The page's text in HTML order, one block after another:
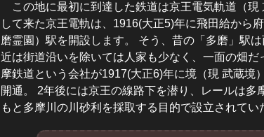
この地に最初に到達した鉄道は京王電気軌道（
して来た京王電軌は、1916(大正5)年に飛田給から
磨霊園）駅を開設します。 そう、昔の「多磨」駅
近は街道沿いを除いては人家も少なく、一面の畑
摩鉄道という会社が1917(大正6)年に境（現 武蔵境
開通。 2年後には京王の線路下を潜り、レールは多
もと多摩川の川砂利を採取する目的で設立されてい